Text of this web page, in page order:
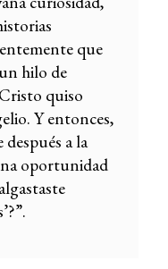
que
hilo de
quiso
Y entonces,
a la
oportunidad